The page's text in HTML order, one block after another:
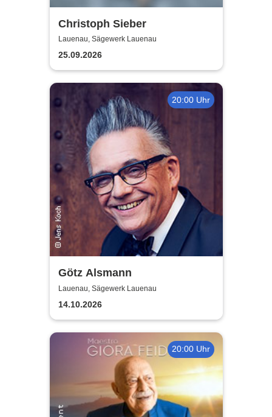
Christoph Sieber
Lauenau, Sägewerk Lauenau
25.09.2026
20:00 Uhr
Götz Alsmann
Lauenau, Sägewerk Lauenau
14.10.2026
20:00 Uhr